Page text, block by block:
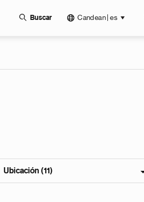
Buscar Candean | es
Ubicación (11)